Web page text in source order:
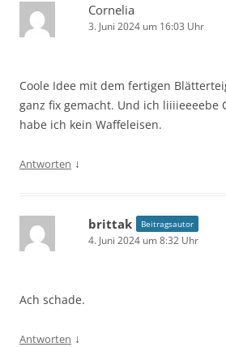
Cornelia
3. Juni 2024 um 16:03 Uhr
Coole Idee mit dem fertigen
ganz fix gemacht. Und ich liiiieeeebe
habe ich kein Waffeleisen.
Antworten ↓
brittak Beitragsautor
4. Juni 2024 um 8:32 Uhr
Ach schade.
Antworten ↓